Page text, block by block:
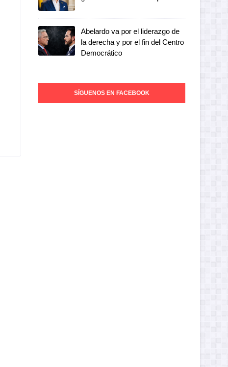
Abelardo va por el liderazgo de
la derecha y por el fin del Centro
Democrático
SÍGUENOS EN FACEBOOK